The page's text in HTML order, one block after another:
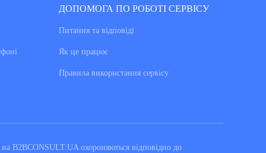
ДОПОМОГА ПО РОБОТІ СЕРВІСУ
Питання та вiдповiдi
Як це працює
Правила використання сервiсу
B2BCONSULT.UA охороняються відповідно до